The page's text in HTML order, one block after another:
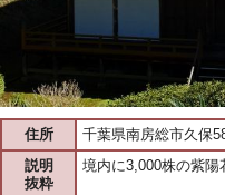
住所
千葉県南房総市久保
説明
抜粋
境内に3,000株の紫